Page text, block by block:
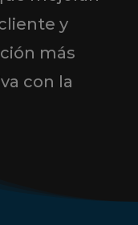
y
más
con la